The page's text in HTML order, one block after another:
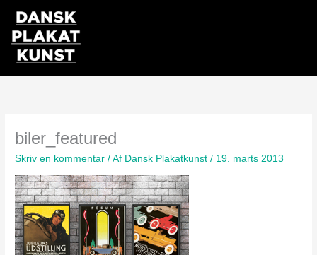
indholdet
biler_featured
Skriv en kommentar / Af Dansk Plakatkunst/ 19. marts 2013